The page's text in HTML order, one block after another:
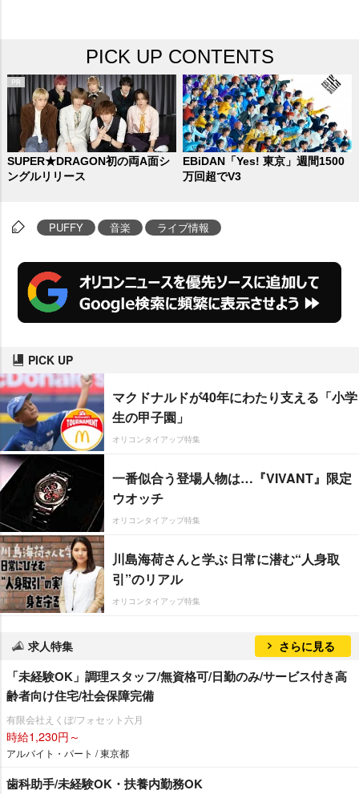
PICK UP CONTENTS
SUPER★DRAGON初の両A面シ
ングルリリース
EBiDAN「Yes! 東京」週間1500
万回超でV3
PUFFY 音楽 ライブ情報
PICK UP
マクドナルドが40年にわたり支える「小学
生の甲子園」
オリコンタイアップ特集
一番似合う登場人物は…『VIVANT』限定
ウオッチ
オリコンタイアップ特集
川島海荷さんと学ぶ 日常に潜む“人身取
引”のリアル
オリコンタイアップ特集
求人特集 さらに見る
「未経験OK」調理スタッフ/無資格可/日勤のみ/サービス付き高
齢者向け住宅/社会保障完備
有限会社えくぼ/フォセット六月
時給1,230円～
アルバイト・パート / 東京都
歯科助手/未経験OK・扶養内勤務OK